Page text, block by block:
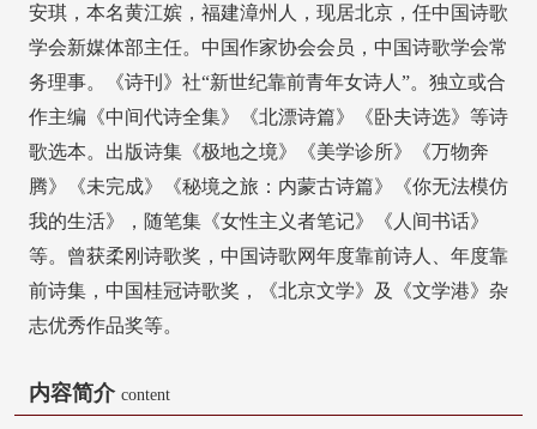
安琪，本名黄江嫔，福建漳州人，现居北京，任中国诗歌
学会新媒体部主任。中国作家协会会员，中国诗歌学会常
务理事。《诗刊》社“新世纪靠前青年女诗人”。独立或合
作主编《中间代诗全集》《北漂诗篇》《卧夫诗选》等诗
歌选本。出版诗集《极地之境》《美学诊所》《万物奔
腾》《未完成》《秘境之旅：内蒙古诗篇》《你无法模仿
我的生活》，随笔集《女性主义者笔记》《人间书话》
等。曾获柔刚诗歌奖，中国诗歌网年度靠前诗人、年度靠
前诗集，中国桂冠诗歌奖，《北京文学》及《文学港》杂
志优秀作品奖等。
内容简介 content